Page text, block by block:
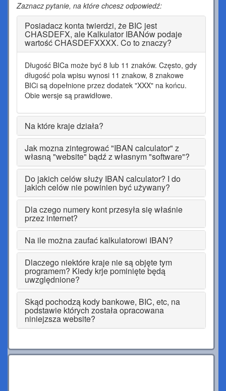
Zaznacz pytanie, na które chcesz odpowiedź:
Posiadacz konta twierdzi, że BIC jest
CHASDEFX, ale Kalkulator IBANów podaje
wartość CHASDEFXXXX. Co to znaczy?
Długość BICa może być 8 lub 11 znaków. Często, gdy
długość pola wpisu wynosi 11 znakow, 8 znakowe
BICi są dopełnione przez dodatek "XXX" na końcu.
Obie wersje są prawidłowe.
Na które kraje działa?
Jak mozna zintegrować "IBAN calculator" z
własną "website" bądź z własnym "software"?
Do jakich celów służy IBAN calculator? I do
jakich celów nie powinien być używany?
Dla czego numery kont przesyła się właśnie
przez internet?
Na ile można zaufać kalkulatorowi IBAN?
Dlaczego niektóre kraje nie są objęte tym
programem? Kiedy krje pominięte będą
uwzględnione?
Skąd pochodzą kody bankowe, BIC, etc, na
podstawie których została opracowana
niniejzsza website?